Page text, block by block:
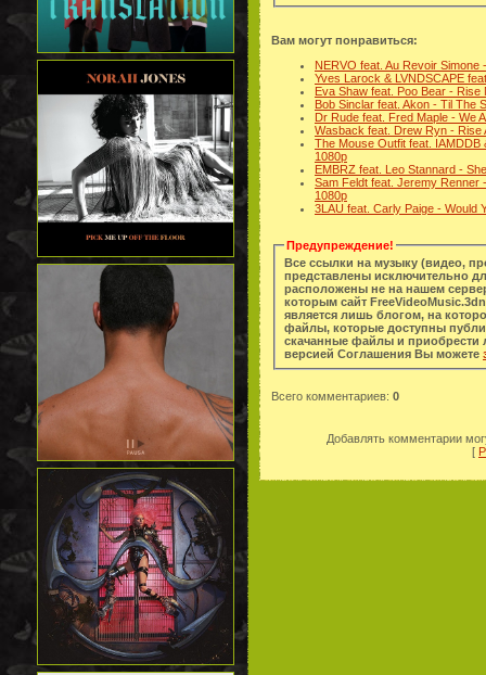
Вам могут понравиться:
NERVO feat. Au Revoir
Yves Larock & LVNDSCAPE
Eva Shaw feat. Poo Bear - Rise
Bob Sinclar feat. Akon - Til The
Dr Rude feat. Fred Maple - We
Wasback feat. Drew Ryn - Rise
The Mouse Outfit feat.
1080p
EMBRZ feat. Leo Stannard -
Sam Feldt feat. Jeremy Renner
1080p
3LAU feat. Carly Paige - Would
Предупреждение!
Все ссылки на музыку (видео,
представлены исключительно
расположены не на нашем
которым сайт
является лишь блогом, на
файлы, которые доступны
скачанные файлы и приобрести легальную
версией Соглашения Вы можете
Всего комментариев: 0
Добавлять комментарии
[